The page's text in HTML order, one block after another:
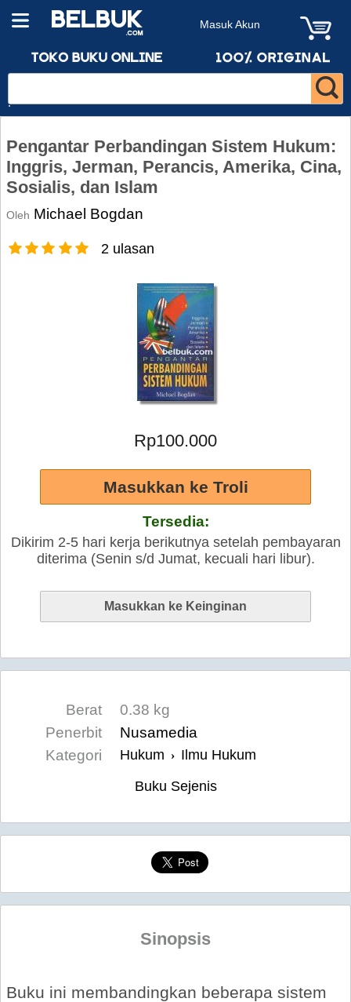
Masuk Akun
Pengantar Perbandingan Sistem Hukum:
Inggris, Jerman, Perancis, Amerika, Cina,
Sosialis, dan Islam
Oleh Michael Bogdan
2 ulasan
Rp100.000
Tersedia:
Dikirim 2-5 hari kerja berikutnya setelah pembayaran
diterima (Senin s/d Jumat, kecuali hari libur).
Berat
0.38 kg
Penerbit
Nusamedia
Kategori
Hukum › Ilmu Hukum
Buku Sejenis
Sinopsis
Buku ini membandingkan beberapa sistem